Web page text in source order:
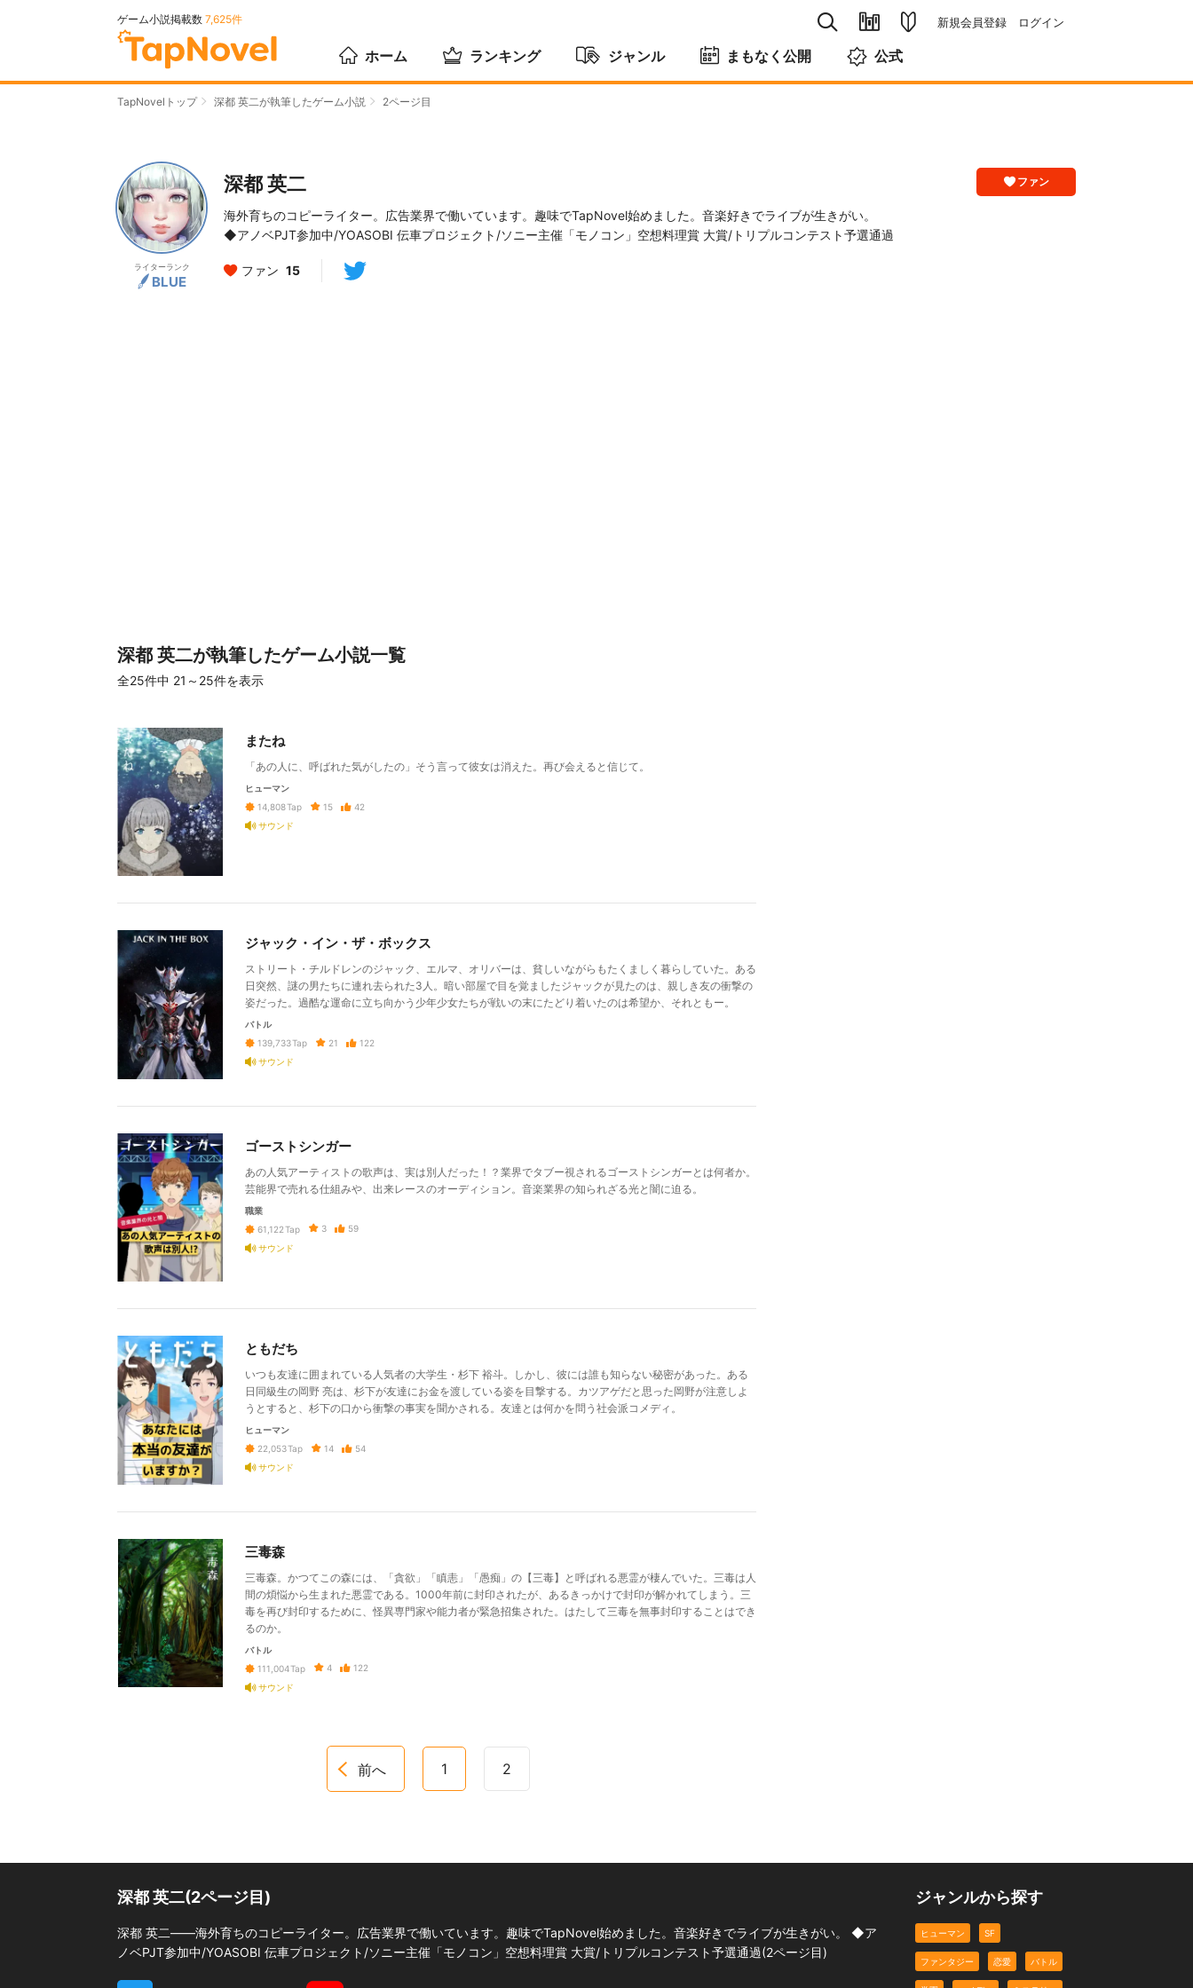
ゲーム小説掲載数 7,625件 新規会員登録 ログイン
ホーム ランキング ジャンル まもなく公開 公式
TapNovelトップ 深都 英二が執筆したゲーム小説 2ページ目
ライターランク
BLUE
ファン
深都 英二
海外育ちのコピーライター。広告業界で働いています。趣味でTapNovel始めました。音楽好きでライブが生きがい。
◆アノベPJT参加中/YOASOBI 伝車プロジェクト/ソニー主催「モノコン」空想料理賞 大賞/トリプルコンテスト予選通過
ファン 15
深都 英二が執筆したゲーム小説一覧
全25件中 21～25件を表示
またね
「あの人に、呼ばれた気がしたの」そう言って彼女は消えた。再び会えると信じて。
ヒューマン
14,808Tap 15
42
サウンド
ジャック・イン・ザ・ボックス
ストリート・チルドレンのジャック、エルマ、オリバーは、貧しいながらもたくましく暮らしていた。ある
日突然、謎の男たちに連れ去られた3人。暗い部屋で目を覚ましたジャックが見たのは、親しき友の衝撃の
姿だった。過酷な運命に立ち向かう少年少女たちが戦いの末にたどり着いたのは希望か、それともー。
バトル
139,733Tap 21
122
サウンド
ゴーストシンガー
あの人気アーティストの歌声は、実は別人だった！？業界でタブー視されるゴーストシンガーとは何者か。
芸能界で売れる仕組みや、出来レースのオーディション。音楽業界の知られざる光と闇に迫る。
職業
61,122Tap 3
59
サウンド
ともだち
いつも友達に囲まれている人気者の大学生・杉下 裕斗。しかし、彼には誰も知らない秘密があった。ある
日同級生の岡野 亮は、杉下が友達にお金を渡している姿を目撃する。カツアゲだと思った岡野が注意しよ
うとすると、杉下の口から衝撃の事実を聞かされる。友達とは何かを問う社会派コメディ。
ヒューマン
22,053Tap 14
54
サウンド
三毒森
三毒森。かつてこの森には、「貪欲」「瞋恚」「愚痴」の【三毒】と呼ばれる悪霊が棲んでいた。三毒は人
間の煩悩から生まれた悪霊である。1000年前に封印されたが、あるきっかけで封印が解かれてしまう。三
毒を再び封印するために、怪異専門家や能力者が緊急招集された。はたして三毒を無事封印することはでき
るのか。
バトル
111,004Tap 4
122
サウンド
前へ 1 2
深都 英二(2ページ目)
深都 英二――海外育ちのコピーライター。広告業界で働いています。趣味でTapNovel始めました。音楽好きでライブが生きがい。 ◆ア
ノベPJT参加中/YOASOBI 伝車プロジェクト/ソニー主催「モノコン」空想料理賞 大賞/トリプルコンテスト予選通過(2ページ目)
ジャンルから探す
ヒューマン SF
ファンタジー 恋愛 バトル